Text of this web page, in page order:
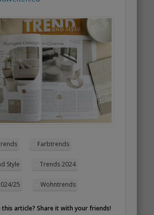
Farbtrends
Style Trends 2024
25 Wohntrends
this article? Share it with your friends!